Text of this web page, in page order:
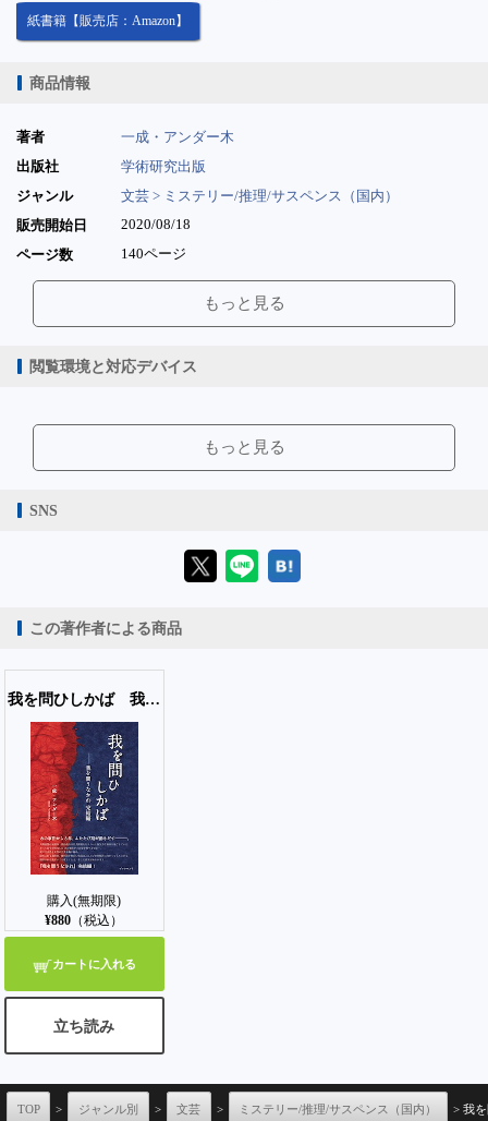
紙書籍【販売店：Amazon】
商品情報
著者
一成・アンダー木
出版社
学術研究出版
ジャンル
文芸 > ミステリー/推理/サスペンス（国内）
販売開始日
2020/08/18
ページ数
140ページ
ファイルサイズ 7.53MB
もっと見る
閲覧環境と対応デバイス
ブラウザビューア・PC版ConTenDoビューア・モバイルビューア
【対応デバイス】
【PC版ConTenDoビューア】
【モバイルビューア】
もっと見る
SNS
この著作者による商品
我を問ひしかば 我を問うなかれ 完結編
購入(無期限)
¥880 （税込）
カートに入れる
立ち読み
TOP > ジャンル別 > 文芸 > ミステリー/推理/サスペンス（国内） > 我